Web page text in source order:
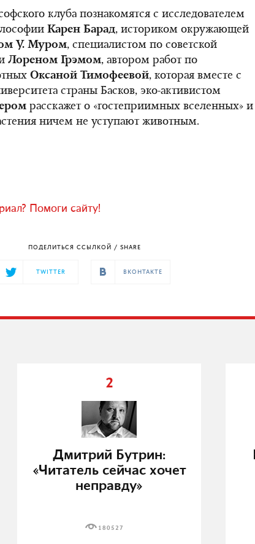
клуба познакомятся с исследователем
Карен Барад, историком окружающей
У. Муром, специалистом по советской
Лореном Грэмом, автором работ по
Оксаной Тимофеевой, которая вместе с
страны Басков, эко-активистом
расскажет о «гостеприимных вселенных» и
ничем не уступают животным.
Помоги сайту!
ПОДЕЛИТЬСЯ ССЫЛКОЙ / SHARE
TWITTER ВКОНТАКТЕ
2
Дмитрий Бутрин:
«Читатель сейчас хочет
неправду»
180527